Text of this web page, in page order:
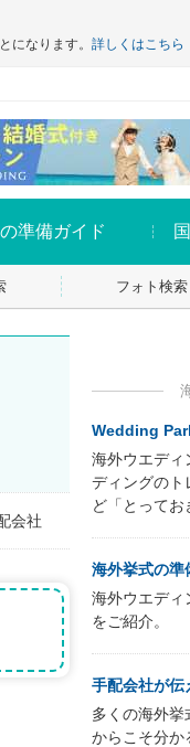
になります。 詳しくはこちら
準備ガイド
フォト検索
会社
Wedding
海外ウエディ
ディングのト
ど「とってお
海外挙式の準
海外ウエディ
をご紹介。
手配会社が伝
多くの海外
からこそ分か